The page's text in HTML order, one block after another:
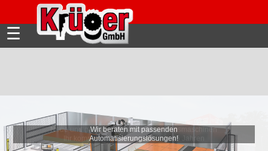
☰
Wir beraten mit passenden
Automatisierungslösungen!